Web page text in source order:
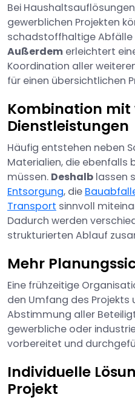
Bei
gewerblichen Projekten
schadstoffhaltige Abfälle
Außerdem erleichtert
Koordination aller
für einen übersichtlichen
Kombination mit
Dienstleistungen
Häufig entstehen neben
Materialien, die ebenfalls
müssen. Deshalb lassen
Entsorgung, die
Transport sinnvoll
Dadurch werden
strukturierten Ablauf
Mehr
Eine frühzeitige
den Umfang des Projekts
Abstimmung aller
gewerbliche oder
vorbereitet und
Individuelle
Projekt